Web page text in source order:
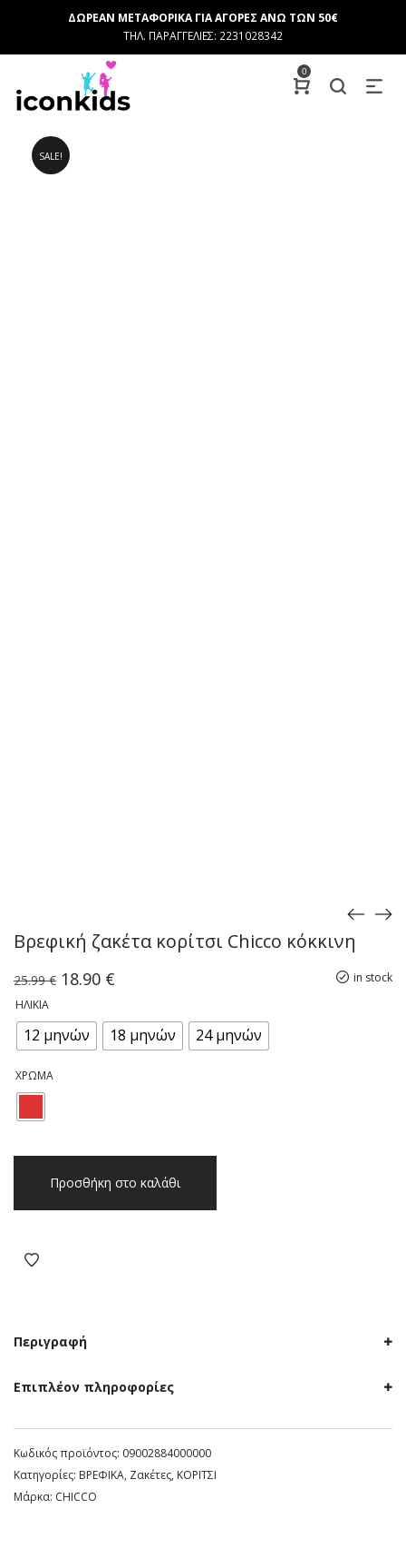
ΔΩΡΕΑΝ ΜΕΤΑΦΟΡΙΚΑ ΓΙΑ ΑΓΟΡΕΣ ΑΝΩ ΤΩΝ 50€
ΤΗΛ. ΠΑΡΑΓΓΕΛΙΕΣ: 2231028342
0
SALE!
Βρεφική ζακέτα κορίτσι Chicco κόκκινη
in stock
25.99€ Original
25.99 €.
18.90 €
είναι:
18.90 €.
ΗΛΙΚΊΑ
12 μηνών 18 μηνών 24 μηνών
ΧΡΏΜΑ
κορίτσι
κόκκινη
Προσθήκη στο καλάθι
Περιγραφή
Επιπλέον πληροφορίες
Κωδικός προϊόντος: 09002884000000
Κατηγορίες: ΒΡΕΦΙΚΑ, Ζακέτες, ΚΟΡΙΤΣΙ
Μάρκα: CHICCO